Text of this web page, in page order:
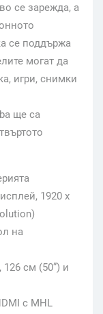
се зарежда, а
се поддържа
могат да
игри, снимки
ще са
1920 x
на
см (50”) и
с MHL